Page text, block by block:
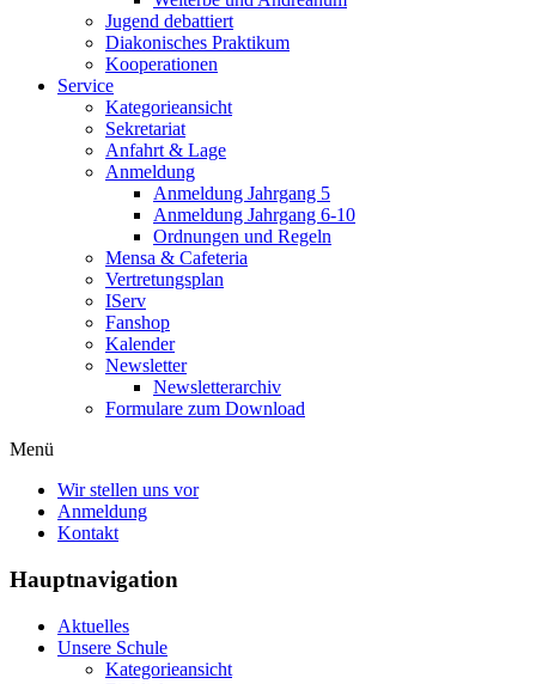
Jugend debattiert
Diakonisches Praktikum
Kooperationen
Service
Kategorieansicht
Sekretariat
Anfahrt & Lage
Anmeldung
Anmeldung Jahrgang 5
Anmeldung Jahrgang 6-10
Ordnungen und Regeln
Mensa & Cafeteria
Vertretungsplan
IServ
Fanshop
Kalender
Newsletter
Newsletterarchiv
Formulare zum Download
Menü
Wir stellen uns vor
Anmeldung
Kontakt
Hauptnavigation
Aktuelles
Unsere Schule
Kategorieansicht